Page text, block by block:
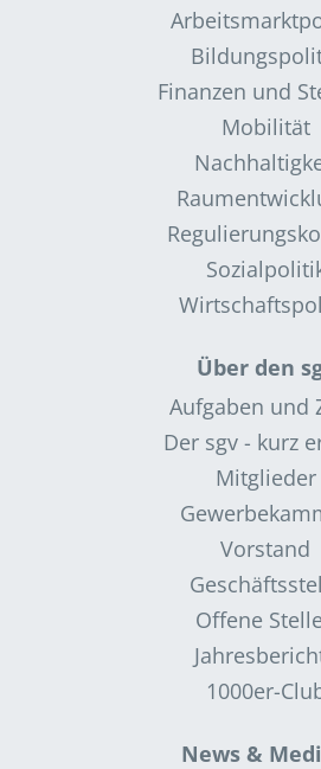
Finanzen und
Mobilität
Über den
Aufgaben und
Der sgv - kurz
Mitglieder
Vorstand
Offene
1000er-
News &